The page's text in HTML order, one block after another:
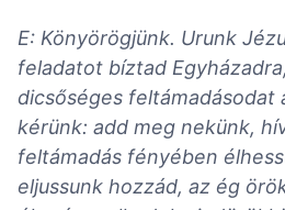
E: Könyörögjünk. Urunk
feladatot bíztad
dicsőséges feltámadásodat
kérünk: add meg nekünk,
feltámadás fényében
eljussunk hozzád, az ég